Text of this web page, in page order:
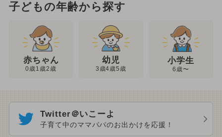
子どもの年齢から探す
赤ちゃん
0歳1歳2歳
幼児
3歳4歳5歳
小学生
6歳〜
Twitter＠いこーよ
子育て中のママパパのお出かけを応援！